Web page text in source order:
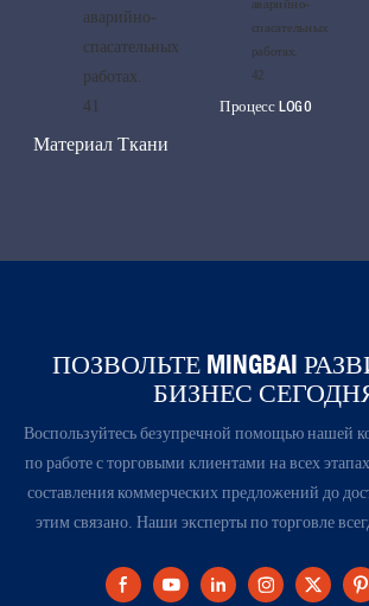
Материал Ткани
Процесс LOG0
ПОЗВОЛЬТЕ MINGBAI
БИЗНЕС
Воспользуйтесь безупречной помощью нашей
по работе с торговыми клиентами на всех
составления коммерческих предложений до
этим связано. Наши эксперты по торговле